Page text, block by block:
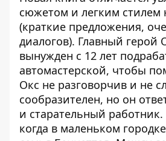
сюжетом и легким стилем
(краткие предложения,
диалогов). Главный герой
вынужден с 12 лет
автомастерской, чтобы
Окс не разговорчив и не
сообразителен, но он
и старательный
когда в маленьком